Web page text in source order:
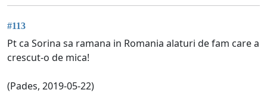
#113
Pt ca Sorina sa ramana in Romania alaturi de fam care a
crescut-o de mica!
(Pades, 2019-05-22)